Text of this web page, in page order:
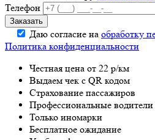
Телефон
Даю согласие на обработку
Политика конфиденциальности
Честная цена от 22 р/км
Выдаем чек с QR кодом
Страхование пассажиров
Профессиональные водители
Только иномарки
Бесплатное ожидание